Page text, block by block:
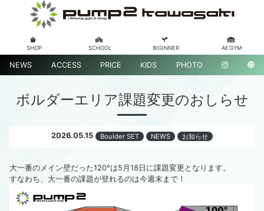
SHOP SCHOOL BIGINNER All GYM
NEWS ACCESS PRICE KIDS PHOTO
ボルダーエリア課題変更のおしらせ
2026.05.15 Boulder SET NEWS お知らせ
大一番のメイン壁だった120°は5月18日に課題変更となります。
すなわち、大一番の課題が登れるのは今週末まで！